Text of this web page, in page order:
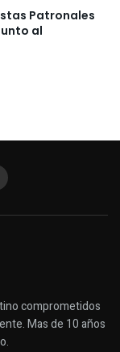
Patronales
al
comprometidos
Mas de 10 años